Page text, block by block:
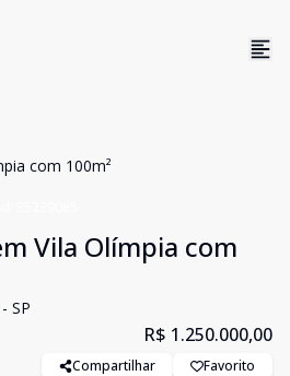
com 100m²
Vila Olímpia com
SP
R$ 1.250.000,00
Compartilhar Favorito